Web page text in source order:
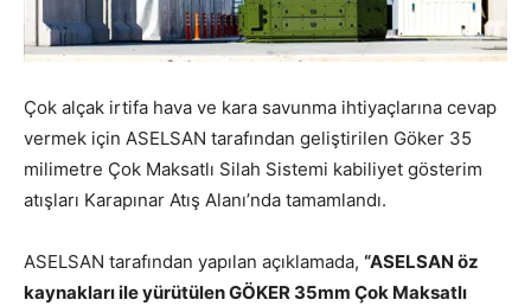
Çok alçak irtifa hava ve kara savunma ihtiyaçlarına cevap
vermek için ASELSAN tarafından geliştirilen Göker 35
milimetre Çok Maksatlı Silah Sistemi kabiliyet gösterim
atışları Karapınar Atış Alanı’nda tamamlandı.
ASELSAN tarafından yapılan açıklamada, “ASELSAN öz
kaynakları ile yürütülen GÖKER 35mm Çok Maksatlı